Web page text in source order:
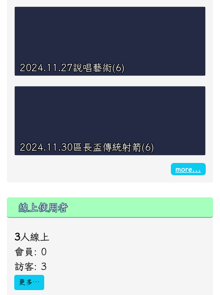
2024.11.27說唱藝術(6)
2024.11.30區長盃傳統射箭(6)
more...
線上使用者
3 人線上
會員: 0
訪客: 3
更多…